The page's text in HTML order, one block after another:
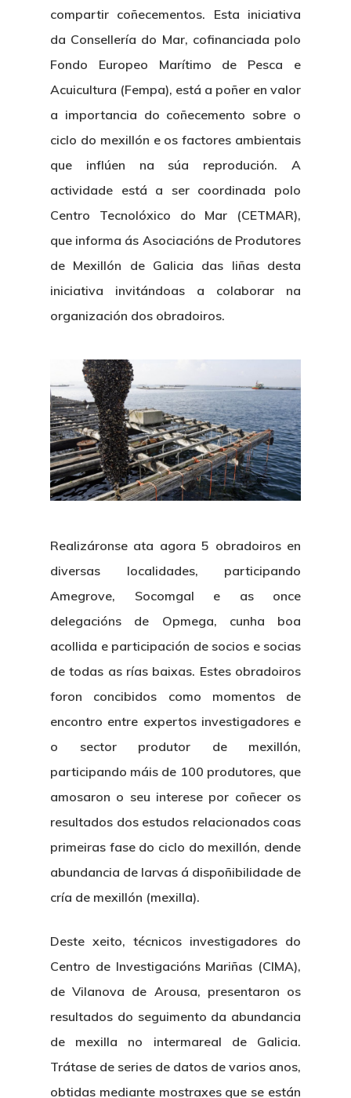
compartir coñecementos. Esta iniciativa
da Consellería do Mar, cofinanciada polo
Fondo Europeo Marítimo de Pesca e
Acuicultura (Fempa), está a poñer en valor
a importancia do coñecemento sobre o
ciclo do mexillón e os factores ambientais
que inflúen na súa reprodución. A
actividade está a ser coordinada polo
Centro Tecnolóxico do Mar (CETMAR),
que informa ás Asociacións de Produtores
de Mexillón de Galicia das liñas desta
iniciativa invitándoas a colaborar na
organización dos obradoiros.
Realizáronse ata agora 5 obradoiros en
diversas localidades, participando
Amegrove, Socomgal e as once
delegacións de Opmega, cunha boa
acollida e participación de socios e socias
de todas as rías baixas. Estes obradoiros
foron concibidos como momentos de
encontro entre expertos investigadores e
o sector produtor de mexillón,
participando máis de 100 produtores, que
amosaron o seu interese por coñecer os
resultados dos estudos relacionados coas
primeiras fase do ciclo do mexillón, dende
abundancia de larvas á dispoñibilidade de
cría de mexillón (mexilla).
Deste xeito, técnicos investigadores do
Centro de Investigacións Mariñas (CIMA),
de Vilanova de Arousa, presentaron os
resultados do seguimento da abundancia
de mexilla no intermareal de Galicia.
Trátase de series de datos de varios anos,
obtidas mediante mostraxes que se están